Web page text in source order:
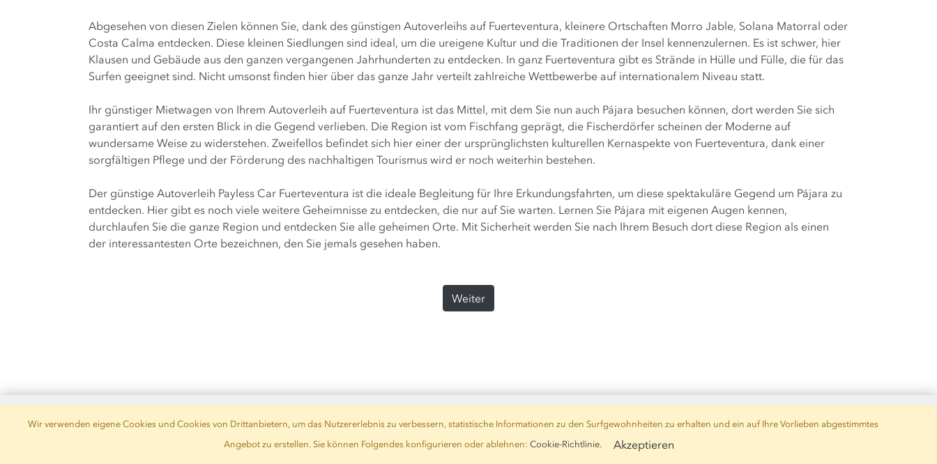
Abgesehen von diesen Zielen können Sie, dank des günstigen Autoverleihs auf Fuerteventura, kleinere Ortschaften Morro Jable, Solana Matorral oder
Costa Calma entdecken. Diese kleinen Siedlungen sind ideal, um die ureigene Kultur und die Traditionen der Insel kennenzulernen. Es ist schwer, hier
Klausen und Gebäude aus den ganzen vergangenen Jahrhunderten zu entdecken. In ganz Fuerteventura gibt es Strände in Hülle und Fülle, die für das
Surfen geeignet sind. Nicht umsonst finden hier über das ganze Jahr verteilt zahlreiche Wettbewerbe auf internationalem Niveau statt.
Ihr günstiger Mietwagen von Ihrem Autoverleih auf Fuerteventura ist das Mittel, mit dem Sie nun auch Pájara besuchen können, dort werden Sie sich
garantiert auf den ersten Blick in die Gegend verlieben. Die Region ist vom Fischfang geprägt, die Fischerdörfer scheinen der Moderne auf
wundersame Weise zu widerstehen. Zweifellos befindet sich hier einer der ursprünglichsten kulturellen Kernaspekte von Fuerteventura, dank einer
sorgfältigen Pflege und der Förderung des nachhaltigen Tourismus wird er noch weiterhin bestehen.
Der günstige Autoverleih Payless Car Fuerteventura ist die ideale Begleitung für Ihre Erkundungsfahrten, um diese spektakuläre Gegend um Pájara zu
entdecken. Hier gibt es noch viele weitere Geheimnisse zu entdecken, die nur auf Sie warten. Lernen Sie Pájara mit eigenen Augen kennen,
durchlaufen Sie die ganze Region und entdecken Sie alle geheimen Orte. Mit Sicherheit werden Sie nach Ihrem Besuch dort diese Region als einen
der interessantesten Orte bezeichnen, den Sie jemals gesehen haben.
Weiter
PaylessCar, S.A.. Alle Rechte vorbehaltenRechtliche informationen|Bedingungen|Cookie-Richtlinie| +34 928 514 459
Wir verwenden eigene Cookies und Cookies von Drittanbietern, um das Nutzererlebnis zu verbessern, statistische Informationen zu den Surfgewohnheiten zu erhalten und ein auf Ihre Vorlieben abgestimmtes
Angebot zu erstellen. Sie können Folgendes konfigurieren oder ablehnen: Cookie-Richtlinie. Akzeptieren